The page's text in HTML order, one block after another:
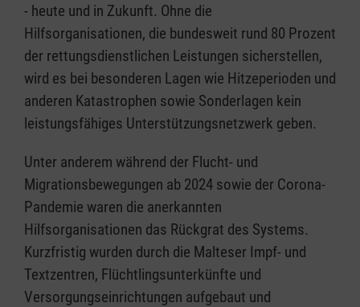
- heute und in Zukunft. Ohne die
Hilfsorganisationen, die bundesweit rund 80 Prozent
der rettungsdienstlichen Leistungen sicherstellen,
wird es bei besonderen Lagen wie Hitzeperioden und
anderen Katastrophen sowie Sonderlagen kein
leistungsfähiges Unterstützungsnetzwerk geben.
Unter anderem während der Flucht- und
Migrationsbewegungen ab 2024 sowie der Corona-
Pandemie waren die anerkannten
Hilfsorganisationen das Rückgrat des Systems.
Kurzfristig wurden durch die Malteser Impf- und
Textzentren, Flüchtlingsunterkünfte und
Versorgungseinrichtungen aufgebaut und